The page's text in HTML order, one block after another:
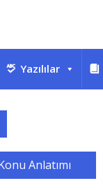
Yazılılar
Anlatımı